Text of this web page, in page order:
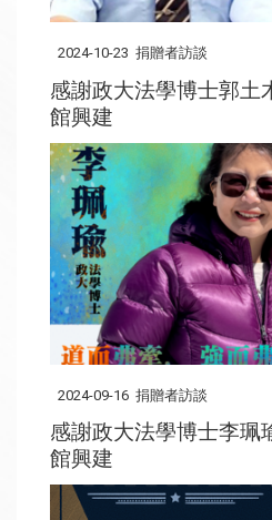
2024-10-23 捐贈者訪談
感謝政大法學博士郭土
館興建
2024-09-16 捐贈者訪談
感謝政大法學博士李珮
館興建